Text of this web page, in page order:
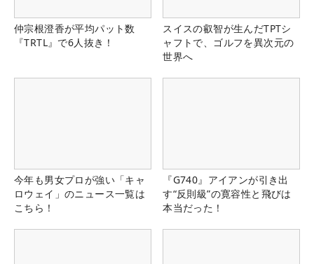
仲宗根澄香が平均パット数
『TRTL』で6人抜き！
スイスの叡智が生んだTPTシ
ャフトで、ゴルフを異次元の
世界へ
今年も男女プロが強い「キャ
ロウェイ」のニュース一覧は
こちら！
『G740』アイアンが引き出
す“反則級”の寛容性と飛びは
本当だった！